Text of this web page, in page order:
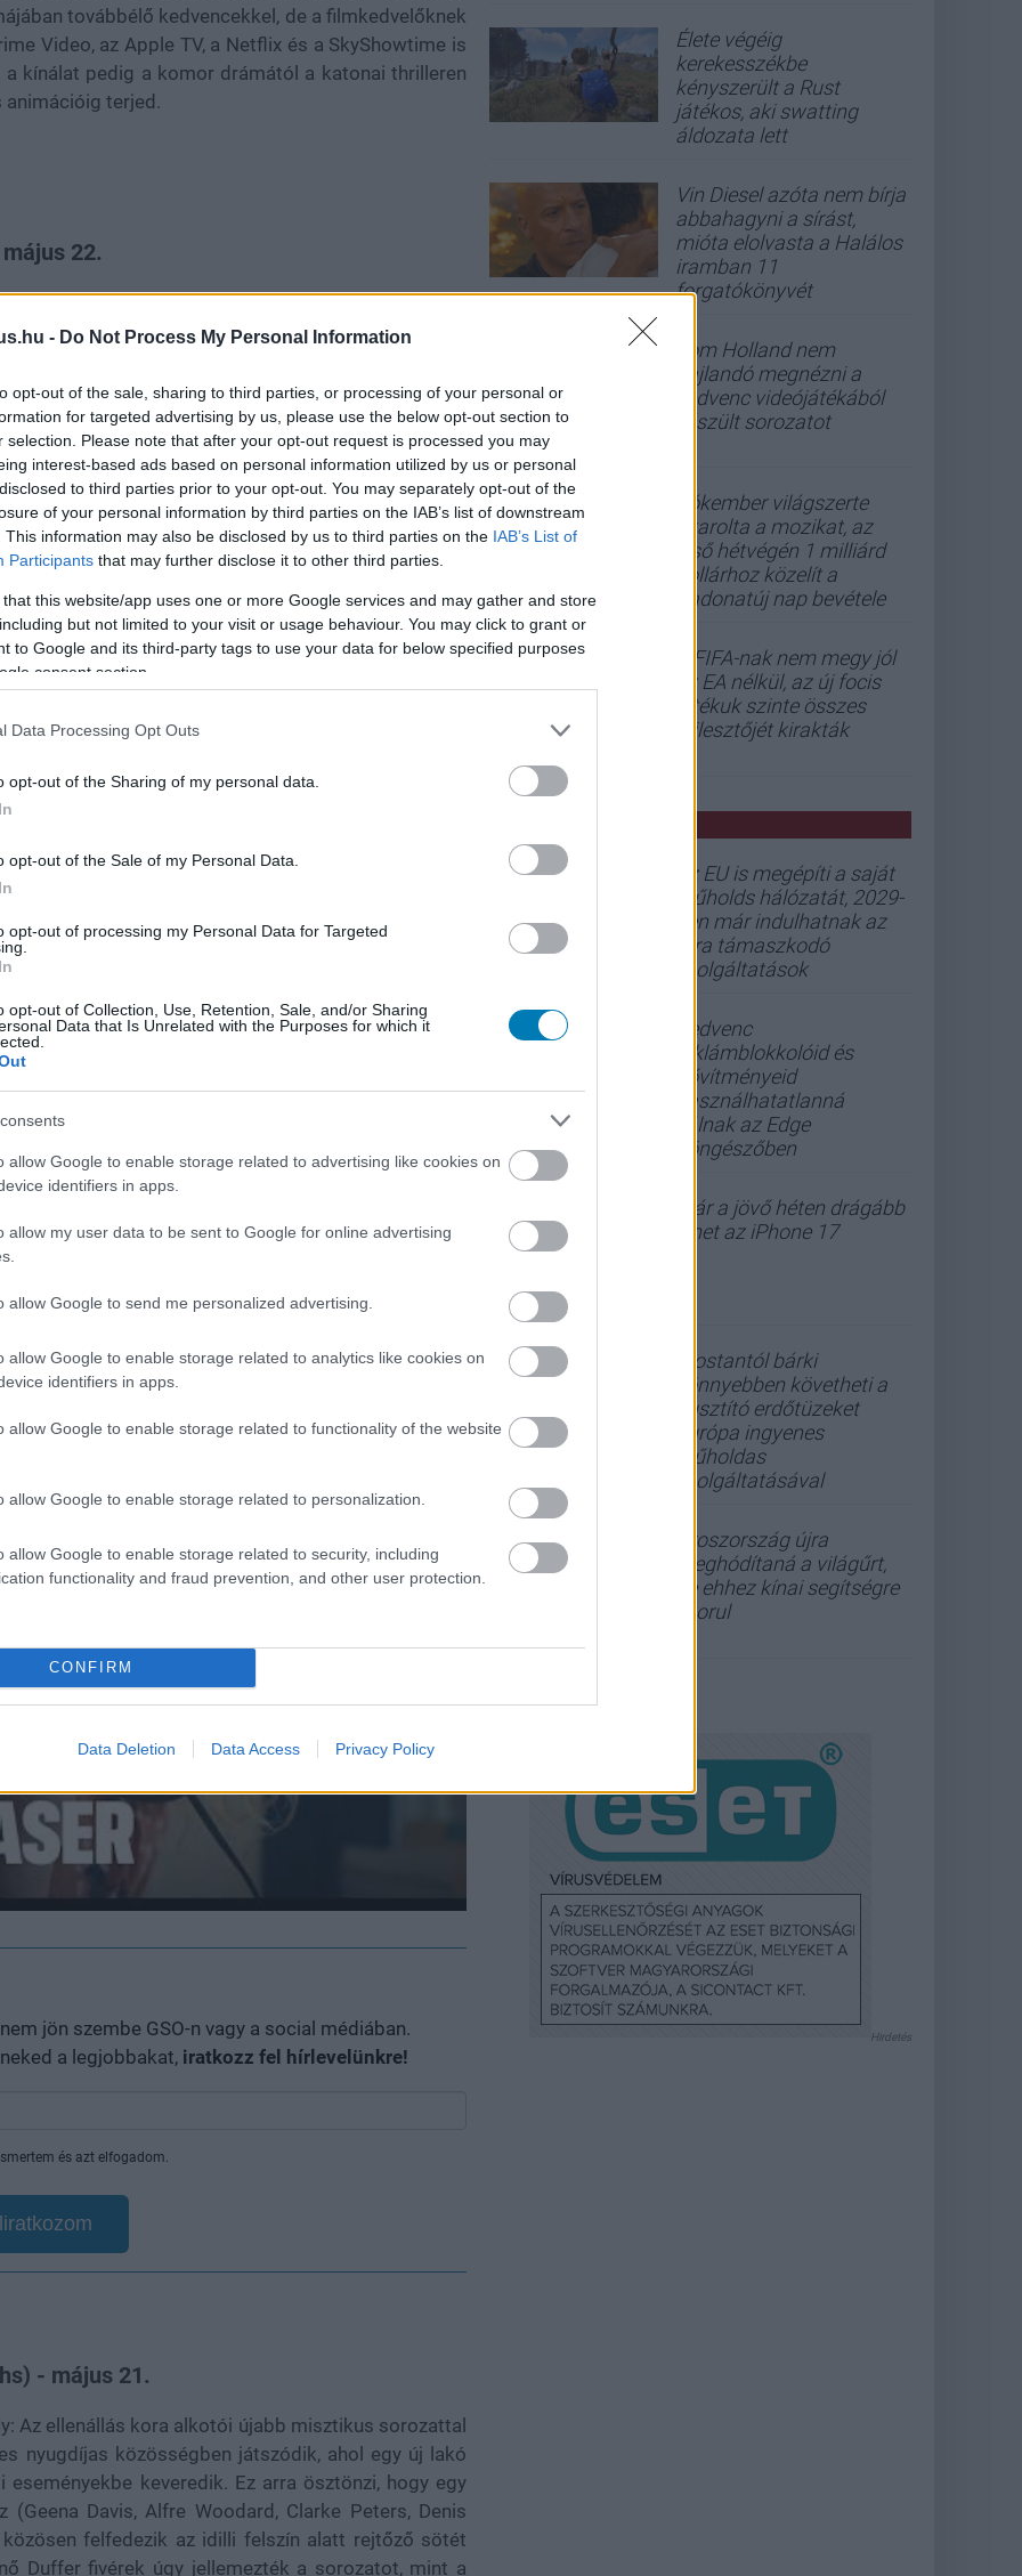
- Do Not Process My Personal Information
opt-out of the sale, sharing to third parties, or processing of your personal or
for targeted advertising by us, please use the below opt-out section to
selection. Please note that after your opt-out request is processed you may
interest-based ads based on personal information utilized by us or personal
to third parties prior to your opt-out. You may separately opt-out of the
of your personal information by third parties on the IAB’s list of downstream
This information may also be disclosed by us to third parties on the IAB’s List of
Participants that may further disclose it to other third parties.
that this website/app uses one or more Google services and may gather and store
but not limited to your visit or usage behaviour. You may click to grant or
to Google and its third-party tags to use your data for below specified purposes
consent section.
Data Processing Opt Outs
opt-out of the Sharing of my personal data.
opt-out of the Sale of my Personal Data.
opt-out of processing my Personal Data for Targeted
opt-out of Collection, Use, Retention, Sale, and/or Sharing
Data that Is Unrelated with the Purposes for which it
allow Google to enable storage related to advertising like cookies on
identifiers in apps.
allow my user data to be sent to Google for online advertising
allow Google to send me personalized advertising.
allow Google to enable storage related to analytics like cookies on
identifiers in apps.
allow Google to enable storage related to functionality of the website
allow Google to enable storage related to personalization.
allow Google to enable storage related to security, including
functionality and fraud prevention, and other user protection.
CONFIRM
Data Deletion Data Access Privacy Policy
továbbélő kedvencekkel, de a filmkedvelőknek
Video, az Apple TV, a Netflix és a SkyShowtime is
kínálat pedig a komor drámától a katonai thrilleren
animációig terjed.
22.
a Ted Lasso antitézise, hiszen nincs benne
a futballhuliganizmus világán keresztül mesél el egy
családról és szenvedélyről. A középpontban két
Libertad del Puerto szurkolói kemény magjának, a
be. Az új évadban El Polaco felemelkedik, és
robbant ki közte és fivére között.
anyát alakít a sötét hangvételű, fekete humorú
az egzisztenciális válság közepette egy camboy
azonban váratlan esemény szakítja félbe az online
ami egy veszélyes összeesküvés-gyanús
merül az ügyben, Paula életet zsarolással és
saját identitásválságával és családi helyzetével is
jön szembe GSO-n vagy a social médiában.
a legjobbakat, iratkozz fel hírlevelünkre!
és azt elfogadom.
- május 21.
Az ellenállás kora alkotói újabb misztikus sorozattal
nyugdíjas közösségben játszódik, ahol egy új lakó
keveredik. Ez arra ösztönzi, hogy egy
Davis, Alfre Woodard, Clarke Peters, Denis
felfedezik az idilli felszín alatt rejtőző sötét
Duffer fivérek úgy jellemezték a sorozatot, mint a
Élete végéig
kerekesszékbe
kényszerült a Rust
játékos, aki swatting
áldozata lett
Vin Diesel azóta nem bírja
abbahagyni a sírást,
mióta elolvasta a Halálos
iramban 11
forgatókönyvét
Tom Holland nem
hajlandó megnézni a
kedvenc videójátékából
készült sorozatot
Pókember világszerte
letarolta a mozikat, az
első hétvégén 1 milliárd
dollárhoz közelít a
Vadonatúj nap bevétele
A FIFA-nak nem megy jól
az EA nélkül, az új focis
játékuk szinte összes
fejlesztőjét kirakták
Az EU is megépíti a saját
műholds hálózatát, 2029-
ben már indulhatnak az
arra támaszkodó
szolgáltatások
Kedvenc
reklámblokkolóid és
bővítményeid
használhatatlanná
válnak az Edge
böngészőben
Már a jövő héten drágább
lehet az iPhone 17
Mostantól bárki
könnyebben követheti a
pusztító erdőtüzeket
Európa ingyenes
műholdas
szolgáltatásával
Oroszország újra
meghódítaná a világűrt,
de ehhez kínai segítségre
szorul
Hirdetés